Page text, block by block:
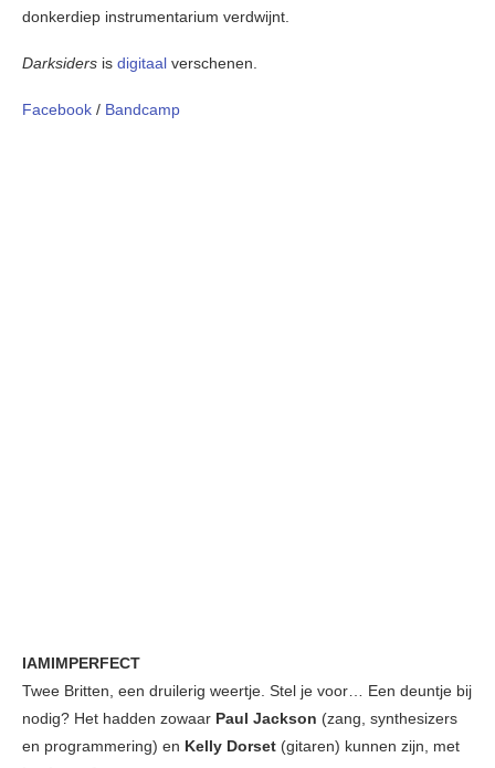
donkerdiep instrumentarium verdwijnt.
Darksiders is digitaal verschenen.
Facebook / Bandcamp
IAMIMPERFECT
Twee Britten, een druilerig weertje. Stel je voor… Een deuntje bij
nodig? Het hadden zowaar Paul Jackson (zang, synthesizers
en programmering) en Kelly Dorset (gitaren) kunnen zijn, met